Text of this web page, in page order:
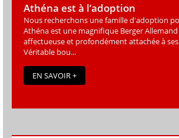
Athéna est à l’adoption
Nous recherchons une famille d'adoption
Athéna est une magniﬁque Berger
affectueuse et profondément attachée à
Véritable bou...
EN SAVOIR +